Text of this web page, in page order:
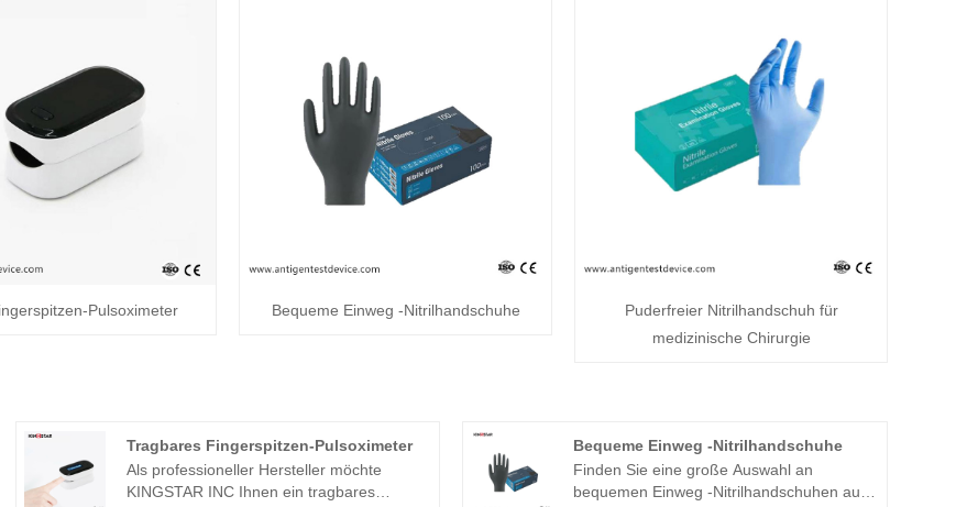
Pulsoximeter Bequeme Einweg -Nitrilhandschuhe
Puderfreier Nitrilhandschuh für
medizinische Chirurgie
Tragbares Fingerspitzen-Pulsoximeter
Als professioneller Hersteller möchte
KINGSTAR INC Ihnen ein tragbares
Bequeme Einweg -Nitrilhandschuhe
Finden Sie eine große Auswahl an
bequemen Einweg -Nitrilhandschuhen aus